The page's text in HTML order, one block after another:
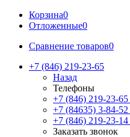
Корзина0
Отложенные0
Сравнение товаров0
+7 (846) 219-23-65
Назад
Телефоны
+7 (846) 219-23-65
+7 (84635) 3-84-52
+7 (846) 219-23-14
Заказать звонок